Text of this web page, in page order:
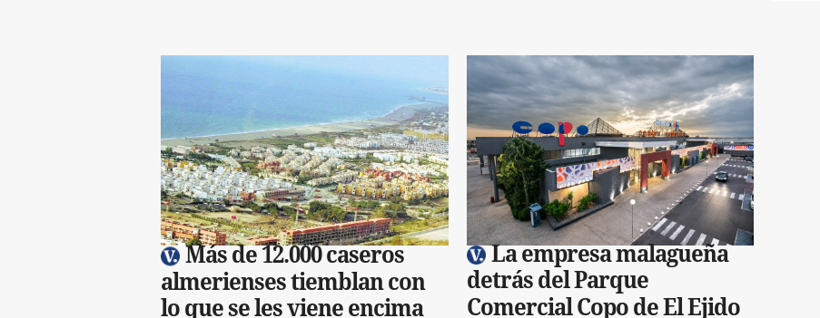
Más de 12.000 caseros
almerienses tiemblan con
lo que se les viene encima
La empresa malagueña
detrás del Parque
Comercial Copo de El Ejido